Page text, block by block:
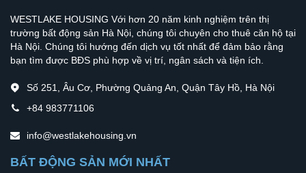
WESTLAKE HOUSING Với hơn 20 năm kinh nghiệm trên thị
trường bất động sản Hà Nội, chúng tôi chuyên cho thuê căn hộ tại
Hà Nội. Chúng tôi hướng đến dịch vụ tốt nhất để đảm bảo rằng
bạn tìm được BĐS phù hợp về vị trí, ngân sách và tiện ích.
Số 251, Âu Cơ, Phường Quảng An, Quận Tây Hồ, Hà Nội
+84 983771106
info@westlakehousing.vn
BẤT ĐỘNG SẢN MỚI NHẤT